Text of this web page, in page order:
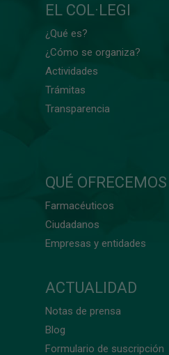
EL COL·LEGI
¿Qué es?
¿Cómo se organiza?
Actividades
Trámitas
Transparencia
QUÉ
Farmacéuticos
Ciudadanos
Empresas y entidades
ACTUALIDAD
Notas de prensa
Blog
Formulario de suscripción